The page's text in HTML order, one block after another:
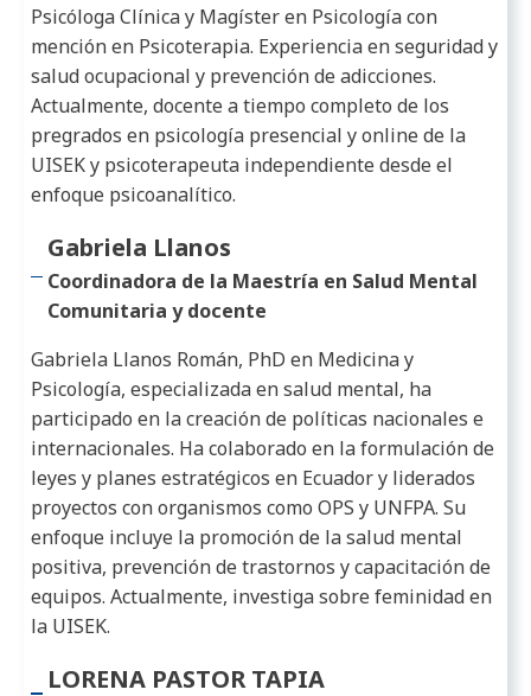
Psicóloga Clínica y Magíster en Psicología con
mención en Psicoterapia. Experiencia en seguridad y
salud ocupacional y prevención de adicciones.
Actualmente, docente a tiempo completo de los
pregrados en psicología presencial y online de la
UISEK y psicoterapeuta independiente desde el
enfoque psicoanalítico.
Gabriela Llanos
Coordinadora de la Maestría en Salud Mental
Comunitaria y docente
Gabriela Llanos Román, PhD en Medicina y
Psicología, especializada en salud mental, ha
participado en la creación de políticas nacionales e
internacionales. Ha colaborado en la formulación de
leyes y planes estratégicos en Ecuador y liderados
proyectos con organismos como OPS y UNFPA. Su
enfoque incluye la promoción de la salud mental
positiva, prevención de trastornos y capacitación de
equipos. Actualmente, investiga sobre feminidad en
la UISEK.
LORENA PASTOR TAPIA